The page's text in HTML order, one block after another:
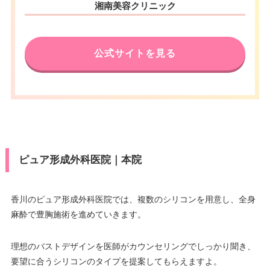
湘南美容クリニック
公式サイトを見る
ピュア形成外科医院｜本院
香川のピュア形成外科医院では、複数のシリコンを用意し、全身
麻酔で豊胸施術を進めていきます。
理想のバストデザインを医師がカウンセリングでしっかり聞き、
要望に合うシリコンのタイプを提案してもらえますよ。